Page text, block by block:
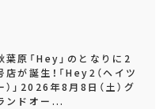
葉原「Hey」のとなりに2
店が誕生！「Hey2（ヘイツ
）」2026年8月8日（土）グ
ンドオー...